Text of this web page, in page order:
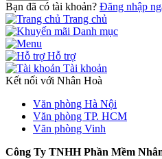
Bạn đã có tài khoản? Đăng nhập
Trang chủ
Danh mục
Hỗ trợ
Tài khoản
Kết nối với Nhân Hoà
Văn phòng Hà Nội
Văn phòng TP. HCM
Văn phòng Vinh
Công Ty TNHH Phần Mềm